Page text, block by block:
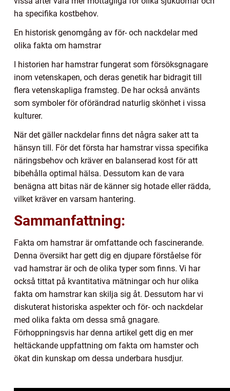
ha specifika kostbehov.
En historisk genomgång av för- och nackdelar med
olika fakta om hamstrar
I historien har hamstrar fungerat som försöksgnagare
inom vetenskapen, och deras genetik har bidragit till
flera vetenskapliga framsteg. De har också använts
som symboler för oförändrad naturlig skönhet i vissa
kulturer.
När det gäller nackdelar finns det några saker att ta
hänsyn till. För det första har hamstrar vissa specifika
näringsbehov och kräver en balanserad kost för att
bibehålla optimal hälsa. Dessutom kan de vara
benägna att bitas när de känner sig hotade eller rädda,
vilket kräver en varsam hantering.
Sammanfattning:
Fakta om hamstrar är omfattande och fascinerande.
Denna översikt har gett dig en djupare förståelse för
vad hamstrar är och de olika typer som finns. Vi har
också tittat på kvantitativa mätningar och hur olika
fakta om hamstrar kan skilja sig åt. Dessutom har vi
diskuterat historiska aspekter och för- och nackdelar
med olika fakta om dessa små gnagare.
Förhoppningsvis har denna artikel gett dig en mer
heltäckande uppfattning om fakta om hamster och
ökat din kunskap om dessa underbara husdjur.